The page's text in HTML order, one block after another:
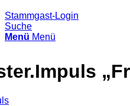
Stammgast-Login
Suche
Menü Menü